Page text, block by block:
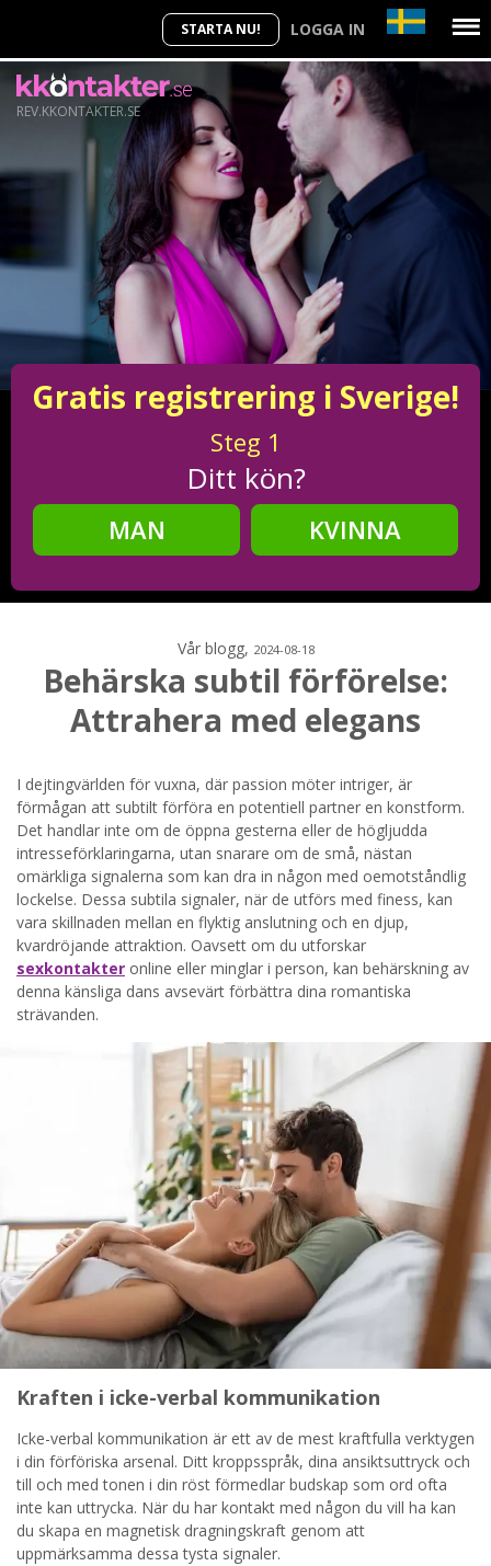
STARTA NU! LOGGA IN
REV.KKONTAKTER.SE
Gratis registrering i Sverige!
Steg 1
Ditt kön?
MAN
KVINNA
Steg2
Steg3
Din mailadress?
Genom att registrera godkänner jagVillkorenoch
Sekretesspolicyn . Jag godkänner att ta emot information och
reklam via e-post från hemsidans operatörer. Jag kan dra
tillbaka godkännande när jag vill.
STARTA NU!
Vår blogg, 2024-08-18
Behärska subtil förförelse:
Attrahera med elegans
I dejtingvärlden för vuxna, där passion möter intriger, är
förmågan att subtilt förföra en potentiell partner en konstform.
Det handlar inte om de öppna gesterna eller de högljudda
intresseförklaringarna, utan snarare om de små, nästan
omärkliga signalerna som kan dra in någon med oemotståndlig
lockelse. Dessa subtila signaler, när de utförs med finess, kan
vara skillnaden mellan en flyktig anslutning och en djup,
kvardröjande attraktion. Oavsett om du utforskar
sexkontakter online eller minglar i person, kan behärskning av
denna känsliga dans avsevärt förbättra dina romantiska
strävanden.
Kraften i icke-verbal kommunikation
Icke-verbal kommunikation är ett av de mest kraftfulla verktygen
i din förföriska arsenal. Ditt kroppsspråk, dina ansiktsuttryck och
till och med tonen i din röst förmedlar budskap som ord ofta
inte kan uttrycka. När du har kontakt med någon du vill ha kan
du skapa en magnetisk dragningskraft genom att
uppmärksamma dessa tysta signaler.